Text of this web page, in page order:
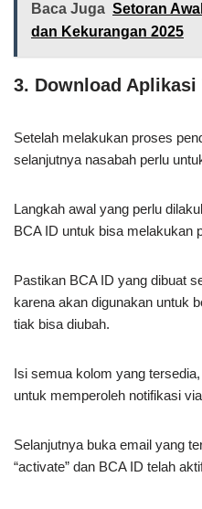
Baca Juga Setoran
dan Kekurangan 2025
3. Download Aplikasi
Setelah melakukan proses
selanjutnya nasabah perlu
Langkah awal yang perlu
BCA ID untuk bisa melakukan
Pastikan BCA ID yang dibuat
karena akan digunakan untuk
tiak bisa diubah.
Isi semua kolom yang
untuk memperoleh notifikasi
Selanjutnya buka email yang
“activate” dan BCA ID telah